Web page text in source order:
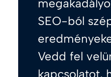
SEO-ból
Vedd fel
kapcsolatot,